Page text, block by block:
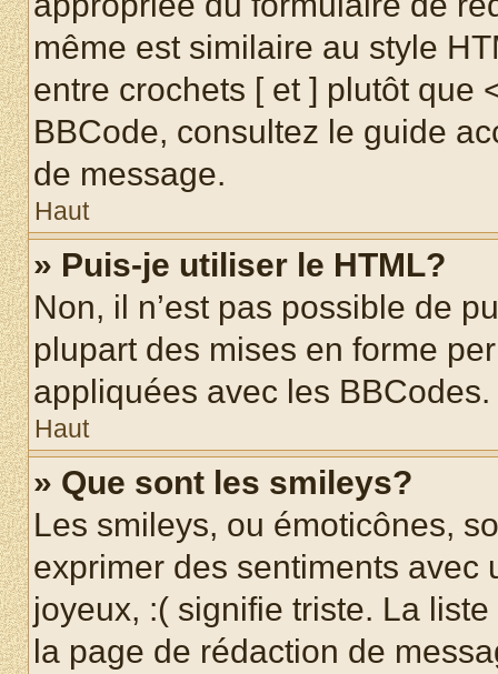
même est similaire au style
entre crochets [ et ] plutôt que
BBCode, consultez le guide
de message.
Haut
» Puis-je utiliser le HTML?
Non, il n’est pas possible de
plupart des mises en forme
appliquées avec les BBCodes.
Haut
» Que sont les smileys?
Les smileys, ou émoticônes,
exprimer des sentiments avec
joyeux, :( signifie triste. La
la page de rédaction de